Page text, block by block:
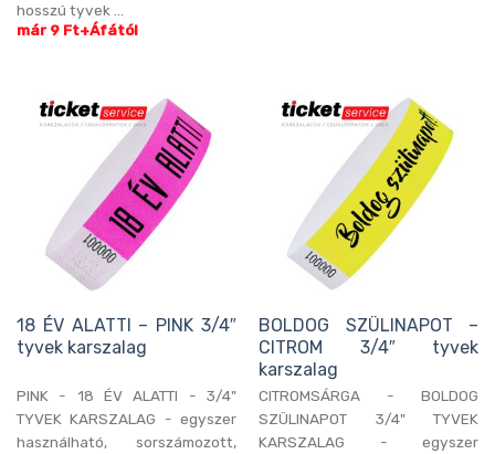
hosszú tyvek ...
már 9 Ft+Áfától
18 ÉV ALATTI – PINK 3/4″
tyvek karszalag
PINK - 18 ÉV ALATTI - 3/4"
TYVEK KARSZALAG - egyszer
használható, sorszámozott,
BOLDOG SZÜLINAPOT –
CITROM 3/4″ tyvek
karszalag
CITROMSÁRGA - BOLDOG
SZÜLINAPOT 3/4" TYVEK
KARSZALAG - egyszer